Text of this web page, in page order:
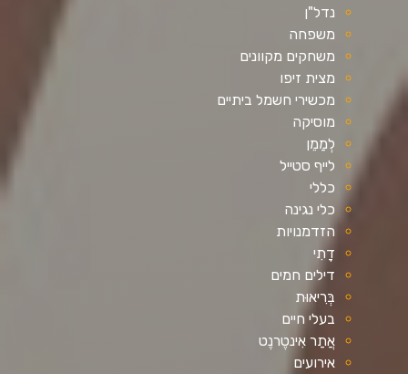
נדל"ן
משפחה
משחקים מקוונים
מצית זיפו
מכשירי חשמל ביתיים
מוסיקה
לְמַמֵן
לייף סטייל
כללי
כלי נגינה
הזדמנויות
דָתִי
דילים חמים
בְּרִיאוּת
בעלי חיים
אֲתַר אִינטֶרנֶט
אירועים